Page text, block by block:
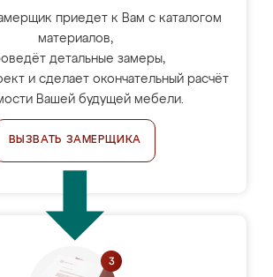
приедет к Вам с каталогом
материалов,
детальные замеры,
и сделает окончательный расчёт
Вашей будущей мебели.
ВЫЗВАТЬ ЗАМЕРЩИКА